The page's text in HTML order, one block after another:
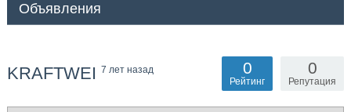
Объявления
KRAFTWEI 7 лет назад 0
Репутация
0
Рейтинг